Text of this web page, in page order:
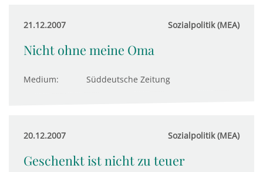
21.12.2007 Sozialpolitik (MEA)
Nicht ohne meine Oma
Medium: Süddeutsche Zeitung
20.12.2007 Sozialpolitik (MEA)
Geschenkt ist nicht zu teuer